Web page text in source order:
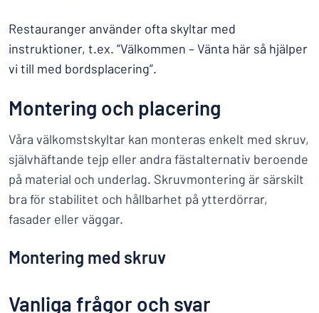
Restauranger använder ofta skyltar med
instruktioner, t.ex. ”Välkommen – Vänta här så hjälper
vi till med bordsplacering”.
Montering och placering
Våra välkomstskyltar kan monteras enkelt med skruv,
självhäftande tejp eller andra fästalternativ beroende
på material och underlag. Skruvmontering är särskilt
bra för stabilitet och hållbarhet på ytterdörrar,
fasader eller väggar.
Montering med skruv
Vanliga frågor och svar